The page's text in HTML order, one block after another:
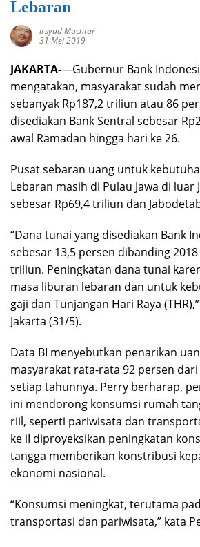
Lebaran
Irsyad Muchtar
31 Mei 2019
JAKARTA-—Gubernur Bank
mengatakan, masyarakat sudah
sebanyak Rp187,2 triliun atau 86
disediakan Bank Sentral sebesar
awal Ramadan hingga hari ke 26.
Pusat sebaran uang untuk
Lebaran masih di Pulau Jawa di luar
sebesar Rp69,4 triliun dan
“Dana tunai yang disediakan Bank
sebesar 13,5 persen dibanding
triliun. Peningkatan dana tunai
masa liburan lebaran dan untuk
gaji dan Tunjangan Hari Raya
Jakarta (31/5).
Data BI menyebutkan penarikan
masyarakat rata-rata 92 persen
setiap tahunnya. Perry berharap,
ini mendorong konsumsi rumah
riil, seperti pariwisata dan
ke iI diproyeksikan peningkatan
tangga memberikan konstribusi
ekonomi nasional.
“Konsumsi meningkat, terutama
transportasi dan pariwisata,” kata